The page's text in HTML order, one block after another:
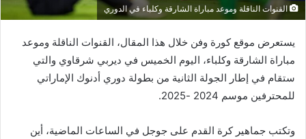
القنوات الناقلة وموعد مباراة الشارقة وكلباء في الدوري
يستعرض موقع كورة وفن خلال هذا المقال، القنوات الناقلة وموعد
مباراة الشارقة وكلباء، اليوم الخميس في ديربي شرقاوي والتي
ستقام في إطار الجولة الثانية من بطولة دوري أدنوك الإماراتي
للمحترفين موسم 2024 -2025.
وتكتب جماهير كرة القدم على جوجل في الساعات الماضية، أين